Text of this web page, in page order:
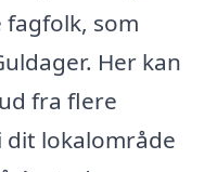
som
Her kan
fra flere
lokalområde